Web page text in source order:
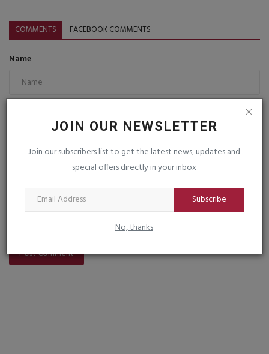
JOIN OUR NEWSLETTER
Join our subscribers list to get the latest news, updates and
special offers directly in your inbox
Subscribe
No, thanks
COMMENTS FACEBOOK COMMENTS
Name
Post Comment